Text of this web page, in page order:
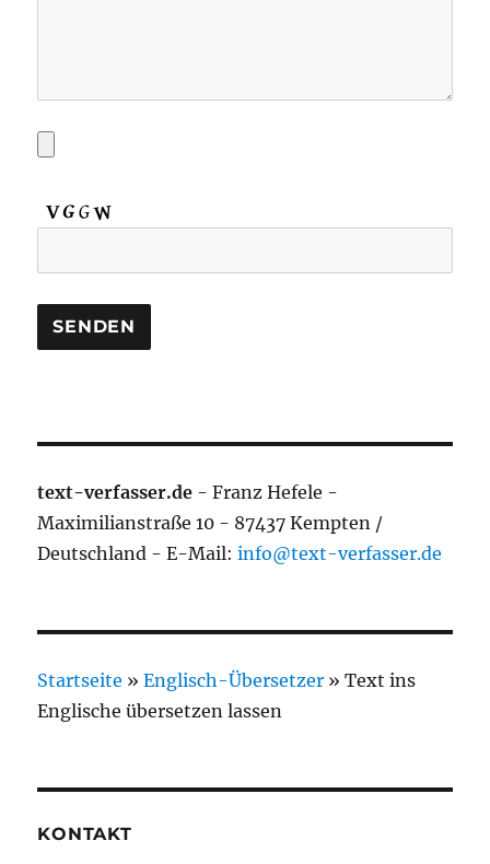
text-verfasser.de - Franz Hefele -
Maximilianstraße 10 - 87437 Kempten /
Deutschland - E-Mail:info@text-verfasser.de
Startseite »Englisch-Übersetzer »Text ins
Englische übersetzen lassen
KONTAKT